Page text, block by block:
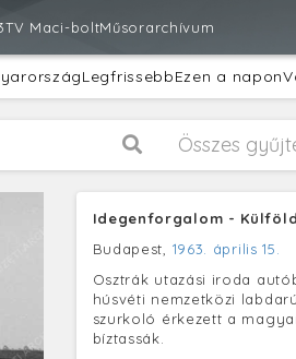
TV Maci-boltMűsorarchívum
LegfrissebbEzen a napon
Összes
Idegenforgalom -
Budapest, 1963. április 15.
Osztrák utazási iroda
húsvéti nemzetközi
szurkoló érkezett a
bíztassák.